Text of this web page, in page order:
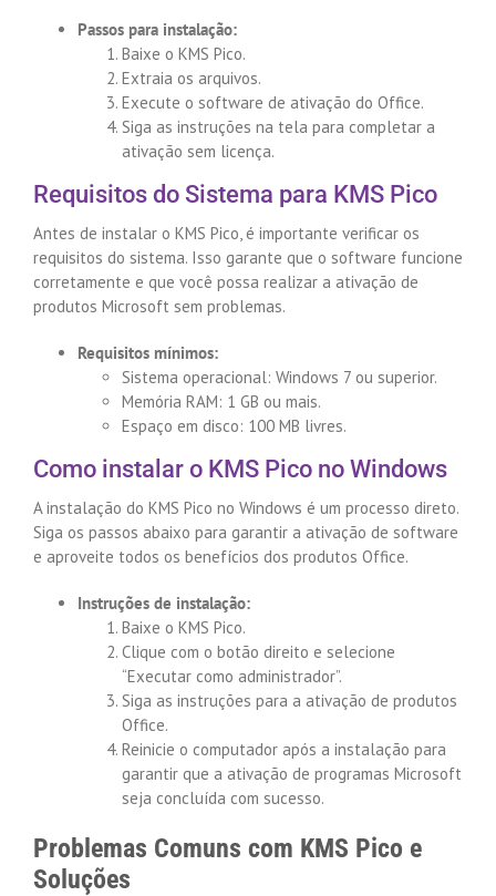
Passos para instalação:
Baixe o KMS Pico.
Extraia os arquivos.
Execute o software de ativação do Office.
Siga as instruções na tela para completar a
ativação sem licença.
Requisitos do Sistema para KMS Pico
Antes de instalar o KMS Pico, é importante verificar os
requisitos do sistema. Isso garante que o software funcione
corretamente e que você possa realizar a ativação de
produtos Microsoft sem problemas.
Requisitos mínimos:
Sistema operacional: Windows 7 ou superior.
Memória RAM: 1 GB ou mais.
Espaço em disco: 100 MB livres.
Como instalar o KMS Pico no Windows
A instalação do KMS Pico no Windows é um processo direto.
Siga os passos abaixo para garantir a ativação de software
e aproveite todos os benefícios dos produtos Office.
Instruções de instalação:
Baixe o KMS Pico.
Clique com o botão direito e selecione
“Executar como administrador”.
Siga as instruções para a ativação de produtos
Office.
Reinicie o computador após a instalação para
garantir que a ativação de programas Microsoft
seja concluída com sucesso.
Problemas Comuns com KMS Pico e
Soluções